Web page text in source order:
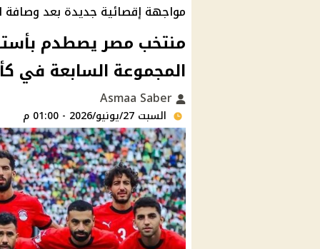
مواجهة إقصائية جديدة بعد وصافة
المجموعة السابعة في كأس
السبت 27/يونيو/2026 - 01:00 م